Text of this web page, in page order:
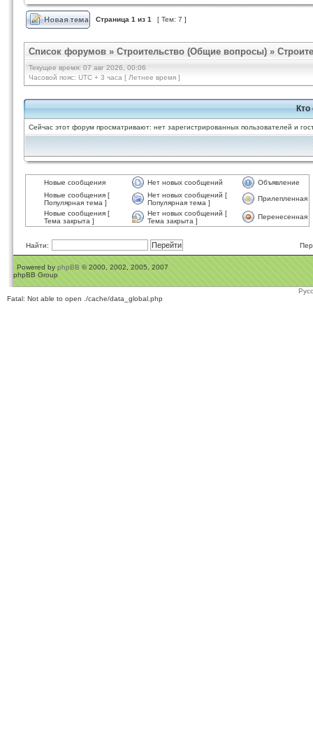
Страница 1 из 1 [ Тем: 7 ]
Список форумов » Строительство (Общие вопросы) »
Текущее время: 07 авг 2026, 00:06
Часовой пояс: UTC + 3 часа [ Летнее время ]
Кто
Сейчас этот форум просматривают: нет зарегистрированных пользователей и
Новые сообщения Нет новых сообщений
Объявление
Новые сообщения [
Популярная тема ]
Нет новых сообщений [
Популярная тема ]
Прилепленная
Новые сообщения [
Тема закрыта ]
Нет новых сообщений [
Тема закрыта ]
Перенесенная
Найти:
Powered by phpBB © 2000, 2002, 2005, 2007
phpBB Group
Fatal: Not able to open ./cache/data_global.php